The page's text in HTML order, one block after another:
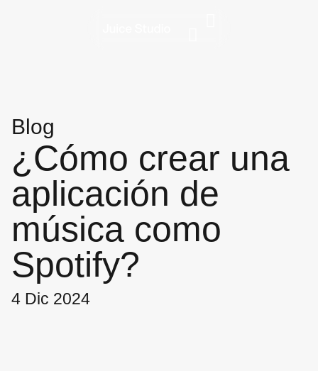
Blog
¿Cómo crear una
aplicación de
música como
Spotify?
4 Dic 2024